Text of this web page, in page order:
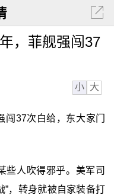
，菲舰强闯37
小 大
37次白给，东大家门
些人吹得邪乎。美军司
”，转身就被自家装备打